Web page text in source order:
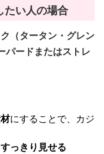
たい人の場合
（タータン・グレン
パードまたはストレ
にすることで、カジ
っきり見せる